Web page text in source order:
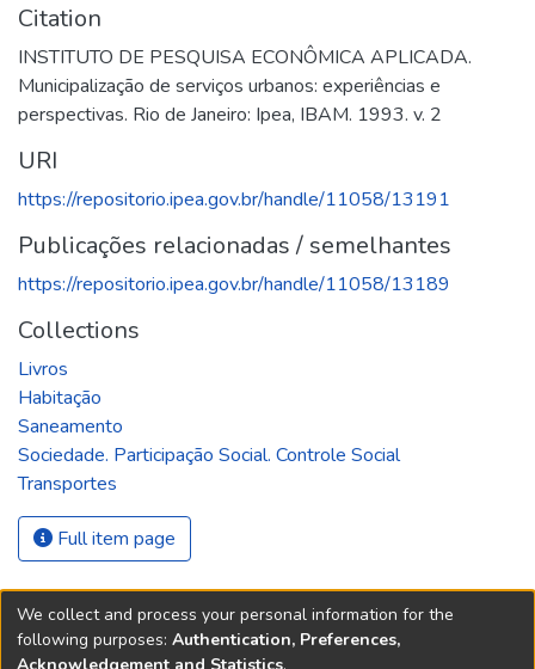
Citation
INSTITUTO DE PESQUISA ECONÔMICA APLICADA.
Municipalização de serviços urbanos: experiências e
perspectivas. Rio de Janeiro: Ipea, IBAM. 1993. v. 2
URI
https://repositorio.ipea.gov.br/handle/11058/13191
Publicações relacionadas / semelhantes
https://repositorio.ipea.gov.br/handle/11058/13189
Collections
Livros
Habitação
Saneamento
Sociedade. Participação Social. Controle Social
Transportes
Full item page
We collect and process your personal information for the
following purposes: Authentication, Preferences,